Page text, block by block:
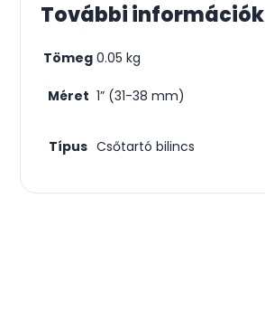
További információk
Tömeg 0.05 kg
Méret 1” (31-38 mm)
Típus Csőtartó bilincs